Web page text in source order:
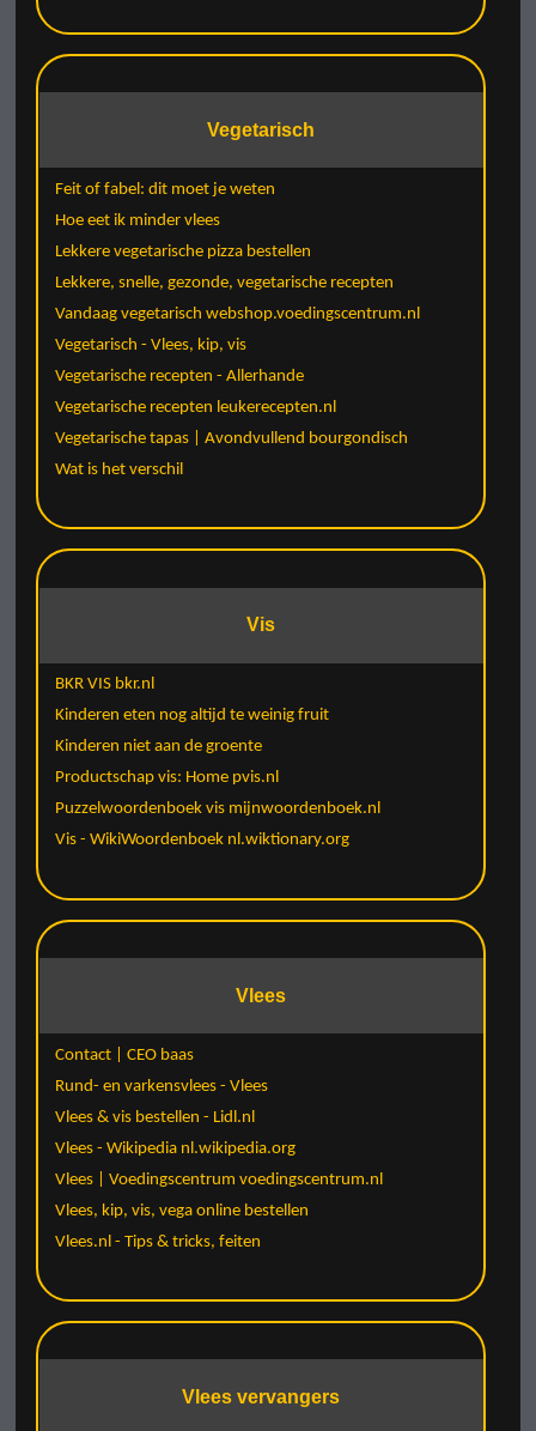
Vegetarisch
Feit of fabel: dit moet je weten
Hoe eet ik minder vlees
Lekkere vegetarische pizza bestellen
Lekkere, snelle, gezonde, vegetarische recepten
Vandaag vegetarisch webshop.voedingscentrum.nl
Vegetarisch - Vlees, kip, vis
Vegetarische recepten - Allerhande
Vegetarische recepten leukerecepten.nl
Vegetarische tapas | Avondvullend bourgondisch
Wat is het verschil
Vis
BKR VIS bkr.nl
Kinderen eten nog altijd te weinig fruit
Kinderen niet aan de groente
Productschap vis: Home pvis.nl
Puzzelwoordenboek vis mijnwoordenboek.nl
Vis - WikiWoordenboek nl.wiktionary.org
Vlees
Contact | CEO baas
Rund- en varkensvlees - Vlees
Vlees & vis bestellen - Lidl.nl
Vlees - Wikipedia nl.wikipedia.org
Vlees | Voedingscentrum voedingscentrum.nl
Vlees, kip, vis, vega online bestellen
Vlees.nl - Tips & tricks, feiten
Vlees vervangers